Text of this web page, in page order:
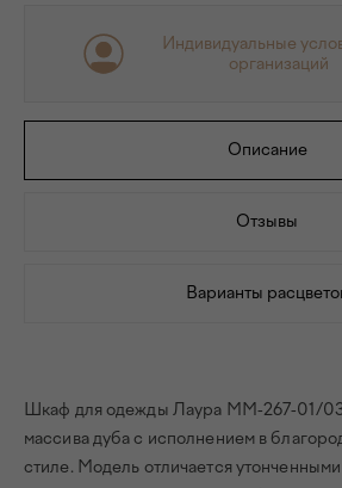
Индивидуальные
организаций
Описание
Отзывы
Варианты
Шкаф для одежды Лаура ММ-267-01/03
массива дуба с исполнением в
стиле. Модель отличается